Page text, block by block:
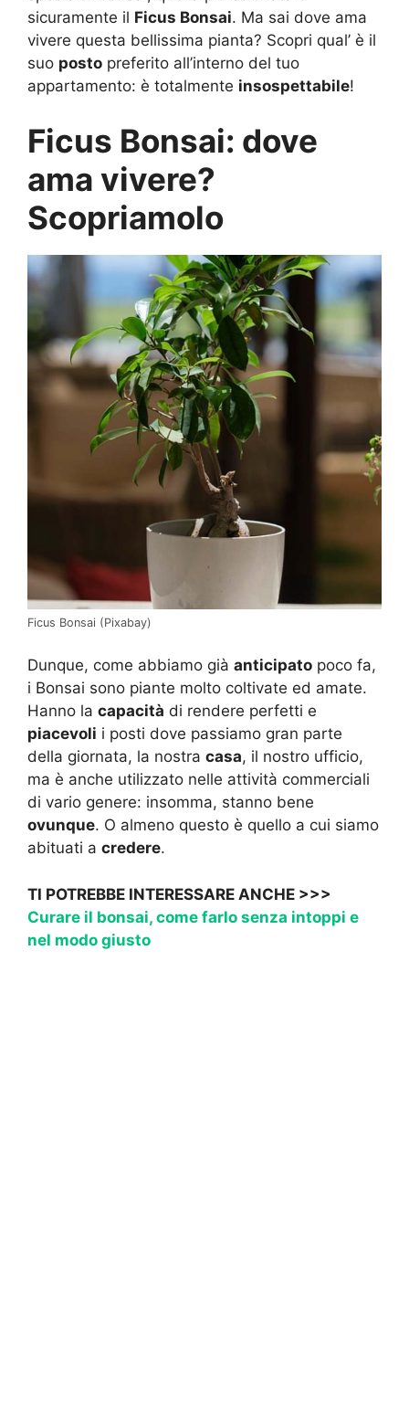
sicuramente il Ficus Bonsai. Ma sai dove ama
vivere questa bellissima pianta? Scopri qual’ è il
suo posto preferito all’interno del tuo
appartamento: è totalmente insospettabile!
Ficus Bonsai: dove
ama vivere?
Scopriamolo
Ficus Bonsai (Pixabay)
Dunque, come abbiamo già anticipato poco fa,
i Bonsai sono piante molto coltivate ed amate.
Hanno la capacità di rendere perfetti e
piacevoli i posti dove passiamo gran parte
della giornata, la nostra casa, il nostro ufficio,
ma è anche utilizzato nelle attività commerciali
di vario genere: insomma, stanno bene
ovunque. O almeno questo è quello a cui siamo
abituati a credere.
TI POTREBBE INTERESSARE ANCHE >>>
Curare il bonsai, come farlo senza intoppi e
nel modo giusto